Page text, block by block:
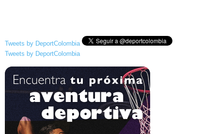
Tweets by DeportColombia
Tweets by DeportColombia